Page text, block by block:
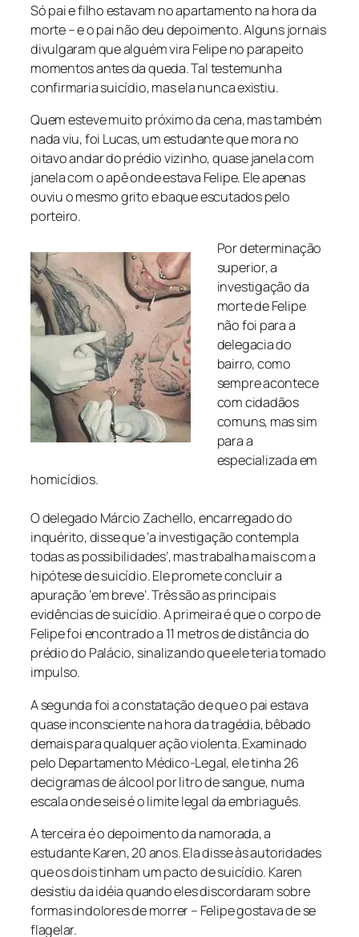
Só pai e filho estavam no apartamento na hora da
morte – e o pai não deu depoimento. Alguns jornais
divulgaram que alguém vira Felipe no parapeito
momentos antes da queda. Tal testemunha
confirmaria suicídio, mas ela nunca existiu.
Quem esteve muito próximo da cena, mas também
nada viu, foi Lucas, um estudante que mora no
oitavo andar do prédio vizinho, quase janela com
janela com o apê onde estava Felipe. Ele apenas
ouviu o mesmo grito e baque escutados pelo
porteiro.
Por determinação
superior, a
investigação da
morte de Felipe
não foi para a
delegacia do
bairro, como
sempre acontece
com cidadãos
comuns, mas sim
para a
especializada em
homicídios.
O delegado Márcio Zachello, encarregado do
inquérito, disse que ‘a investigação contempla
todas as possibilidades’, mas trabalha mais com a
hipótese de suicídio. Ele promete concluir a
apuração ‘em breve’. Três são as principais
evidências de suicídio. A primeira é que o corpo de
Felipe foi encontrado a 11 metros de distância do
prédio do Palácio, sinalizando que ele teria tomado
impulso.
A segunda foi a constatação de que o pai estava
quase inconsciente na hora da tragédia, bêbado
demais para qualquer ação violenta. Examinado
pelo Departamento Médico-Legal, ele tinha 26
decigramas de álcool por litro de sangue, numa
escala onde seis é o limite legal da embriaguês.
A terceira é o depoimento da namorada, a
estudante Karen, 20 anos. Ela disse às autoridades
que os dois tinham um pacto de suicídio. Karen
desistiu da idéia quando eles discordaram sobre
formas indolores de morrer – Felipe gostava de se
flagelar.